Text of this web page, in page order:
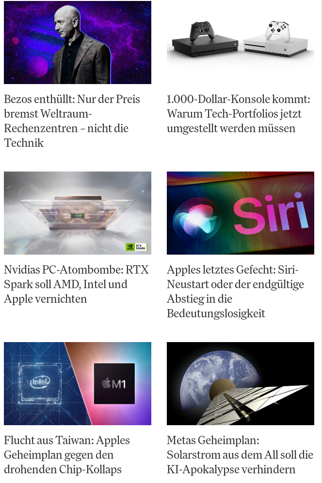
Bezos enthüllt: Nur der Preis
bremst Weltraum-
Rechenzentren – nicht die
Technik
1.000-Dollar-Konsole kommt:
Warum Tech-Portfolios jetzt
umgestellt werden müssen
Nvidias PC-Atombombe: RTX
Spark soll AMD, Intel und
Apple vernichten
Apples letztes Gefecht: Siri-
Neustart oder der endgültige
Abstieg in die
Bedeutungslosigkeit
Flucht aus Taiwan: Apples
Geheimplan gegen den
drohenden Chip-Kollaps
Metas Geheimplan:
Solarstrom aus dem All soll die
KI-Apokalypse verhindern